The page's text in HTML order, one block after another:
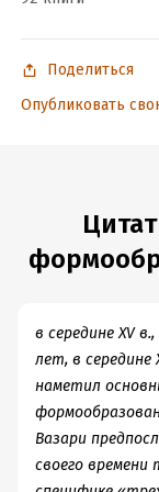
Поделиться
Опубликовать
в середине XV
лет, в середине
наметил
Вазари
своего времени